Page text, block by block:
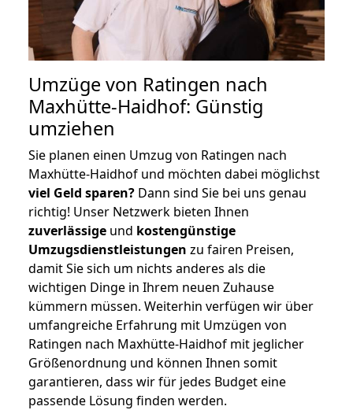
Umzüge von Ratingen nach
Maxhütte-Haidhof: Günstig
umziehen
Sie planen einen Umzug von Ratingen nach
Maxhütte-Haidhof und möchten dabei möglichst
viel Geld sparen? Dann sind Sie bei uns genau
richtig! Unser Netzwerk bieten Ihnen
zuverlässige und kostengünstige
Umzugsdienstleistungen zu fairen Preisen,
damit Sie sich um nichts anderes als die
wichtigen Dinge in Ihrem neuen Zuhause
kümmern müssen. Weiterhin verfügen wir über
umfangreiche Erfahrung mit Umzügen von
Ratingen nach Maxhütte-Haidhof mit jeglicher
Größenordnung und können Ihnen somit
garantieren, dass wir für jedes Budget eine
passende Lösung finden werden.